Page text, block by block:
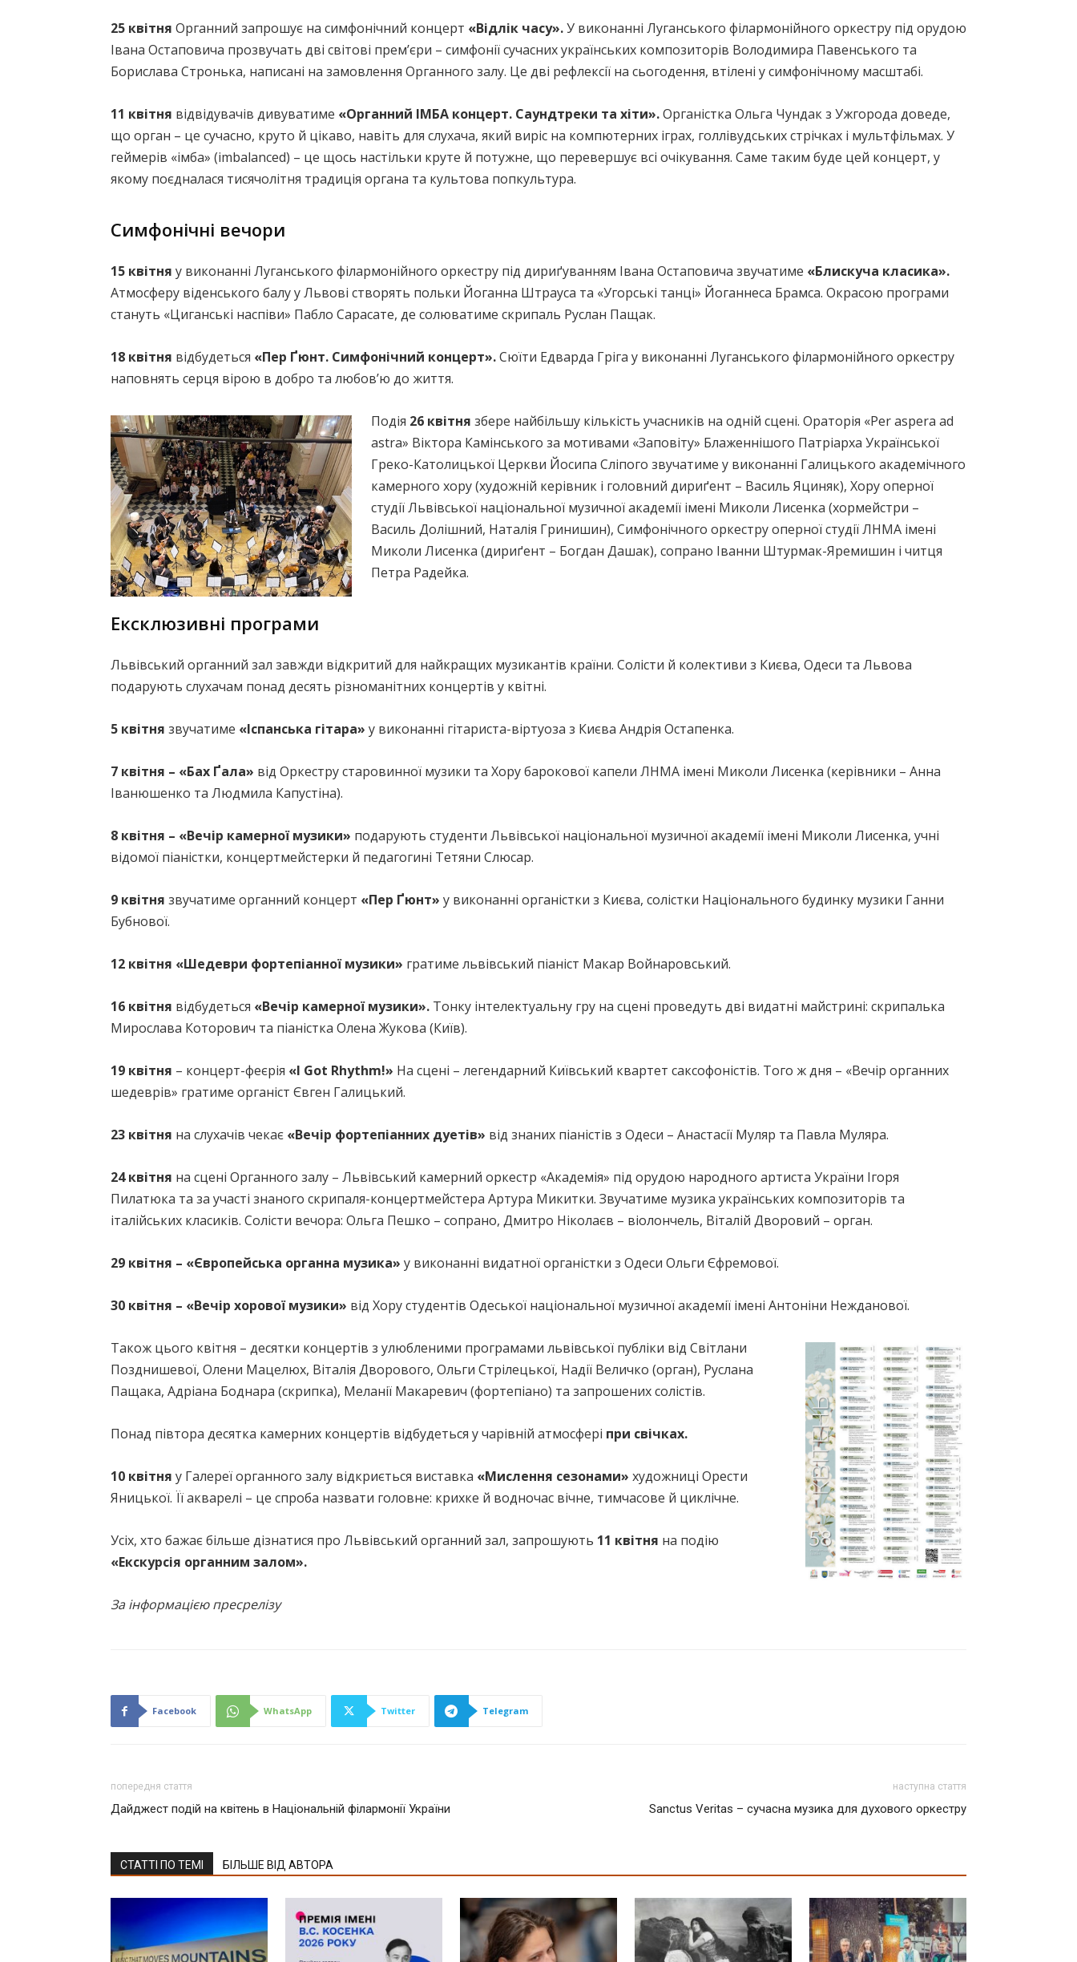
25 квітня Органний запрошує на симфонічний концерт «Відлік часу».У виконанні Луганського філармонійного оркестру під орудою
Івана Остаповича прозвучать дві світові прем’єри – симфонії сучасних українських композиторів Володимира Павенського та
Борислава Стронька, написані на замовлення Органного залу. Це дві рефлексії на сьогодення, втілені у симфонічному масштабі.
11 квітня відвідувачів дивуватиме «Органний ІМБА концерт. Саундтреки та хіти».Органістка Ольга Чундак з Ужгорода доведе,
що орган – це сучасно, круто й цікаво, навіть для слухача, який виріс на компютерних іграх, голлівудських стрічках і мультфільмах. У
геймерів «імба» (imbalanced) – це щось настільки круте й потужне, що перевершує всі очікування. Саме таким буде цей концерт, у
якому поєдналася тисячолітня традиція органа та культова попкультура.
Симфонічні вечори
15 квітня у виконанні Луганського філармонійного оркестру під дириґуванням Івана Остаповича звучатиме «Блискуча класика».
Атмосферу віденського балу у Львові створять польки Йоганна Штрауса та «Угорські танці» Йоганнеса Брамса. Окрасою програми
стануть «Циганські наспіви» Пабло Сарасате, де солюватиме скрипаль Руслан Пащак.
18 квітня відбудеться «Пер Ґюнт. Симфонічний концерт».Сюїти Едварда Гріга у виконанні Луганського філармонійного оркестру
наповнять серця вірою в добро та любов’ю до життя.
Подія 26 квітня збере найбільшу кількість учасників на одній сцені. Ораторія «Per aspera ad
astra» Віктора Камінського за мотивами «Заповіту» Блаженнішого Патріарха Української
Греко-Католицької Церкви Йосипа Сліпого звучатиме у виконанні Галицького академічного
камерного хору (художній керівник і головний дириґент – Василь Яциняк), Хору оперної
студії Львівської національної музичної академії імені Миколи Лисенка (хормейстри –
Василь Долішний, Наталія Гринишин), Симфонічного оркестру оперної студії ЛНМА імені
Миколи Лисенка (дириґент – Богдан Дашак), сопрано Іванни Штурмак-Яремишин і читця
Петра Радейка.
Ексклюзивні програми
Львівський органний зал завжди відкритий для найкращих музикантів країни. Солісти й колективи з Києва, Одеси та Львова
подарують слухачам понад десять різноманітних концертів у квітні.
5 квітня звучатиме «Іспанська гітара» у виконанні гітариста-віртуоза з Києва Андрія Остапенка.
7 квітня – «Бах Ґала» від Оркестру старовинної музики та Хору барокової капели ЛНМА імені Миколи Лисенка (керівники – Анна
Іванюшенко та Людмила Капустіна).
8 квітня – «Вечір камерної музики» подарують студенти Львівської національної музичної академії імені Миколи Лисенка, учні
відомої піаністки, концертмейстерки й педагогині Тетяни Слюсар.
9 квітня звучатиме органний концерт «Пер Ґюнт» у виконанні органістки з Києва, солістки Національного будинку музики Ганни
Бубнової.
12 квітня «Шедеври фортепіанної музики» гратиме львівський піаніст Макар Войнаровський.
16 квітня відбудеться «Вечір камерної музики». Тонку інтелектуальну гру на сцені проведуть дві видатні майстрині: скрипалька
Мирослава Которович та піаністка Олена Жукова (Київ).
19 квітня – концерт-феєрія «I Got Rhythm!» На сцені – легендарний Київський квартет саксофоністів. Того ж дня – «Вечір органних
шедеврів» гратиме органіст Євген Галицький.
23 квітня на слухачів чекає «Вечір фортепіанних дуетів» від знаних піаністів з Одеси – Анастасії Муляр та Павла Муляра.
24 квітня на сцені Органного залу – Львівський камерний оркестр «Академія» під орудою народного артиста України Ігоря
Пилатюка та за участі знаного скрипаля-концертмейстера Артура Микитки. Звучатиме музика українських композиторів та
італійських класиків. Солісти вечора: Ольга Пешко – сопрано, Дмитро Ніколаєв – віолончель, Віталій Дворовий – орган.
29 квітня – «Європейська органна музика» у виконанні видатної органістки з Одеси Ольги Єфремової.
30 квітня – «Вечір хорової музики» від Хору студентів Одеської національної музичної академії імені Антоніни Нежданової.
Також цього квітня – десятки концертів з улюбленими програмами львівської публіки від Світлани
Позднишевої, Олени Мацелюх, Віталія Дворового, Ольги Стрілецької, Надії Величко (орган), Руслана
Пащака, Адріана Боднара (скрипка), Меланії Макаревич (фортепіано) та запрошених солістів.
Понад півтора десятка камерних концертів відбудеться у чарівній атмосфері при свічках.
10 квітня у Галереї органного залу відкриється виставка «Мислення сезонами» художниці Орести
Яницької. Її акварелі – це спроба назвати головне: крихке й водночас вічне, тимчасове й циклічне.
Усіх, хто бажає більше дізнатися про Львівський органний зал, запрошують 11 квітня на подію
«Екскурсія органним залом».
За інформацією пресрелізу
Facebook WhatsApp Twitter Telegram
попередня стаття
Дайджест подій на квітень в Національній філармонії України
наступна стаття
Sanctus Veritas – сучасна музика для духового оркестру
СТАТТІ ПО ТЕМІ БІЛЬШЕ ВІД АВТОРА